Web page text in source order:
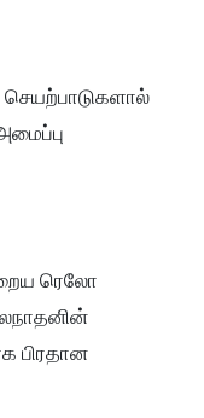
ரெலோ
பிரதான